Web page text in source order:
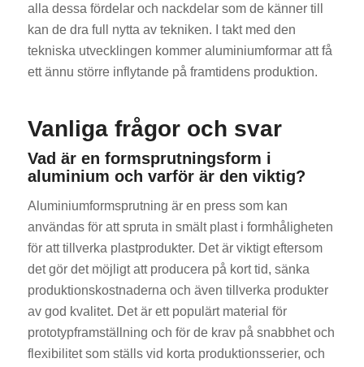
alla dessa fördelar och nackdelar som de känner till
kan de dra full nytta av tekniken. I takt med den
tekniska utvecklingen kommer aluminiumformar att få
ett ännu större inflytande på framtidens produktion.
Vanliga frågor och svar
Vad är en formsprutningsform i
aluminium och varför är den viktig?
Aluminiumformsprutning är en press som kan
användas för att spruta in smält plast i formhåligheten
för att tillverka plastprodukter. Det är viktigt eftersom
det gör det möjligt att producera på kort tid, sänka
produktionskostnaderna och även tillverka produkter
av god kvalitet. Det är ett populärt material för
prototypframställning och för de krav på snabbhet och
flexibilitet som ställs vid korta produktionsserier, och